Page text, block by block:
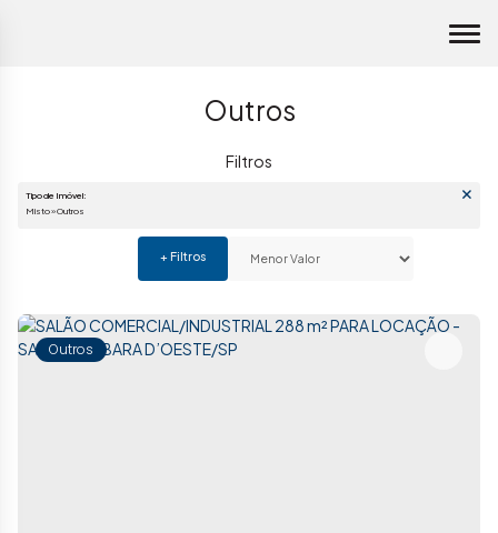
Outros
Tipo de Imóvel:
Outros